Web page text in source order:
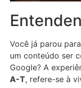
Você já parou
um conteúdo ser
Google? A
A-T, refere-se à